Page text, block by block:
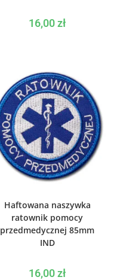
16,00zł
Haftowana naszywka
ratownik pomocy
przedmedycznej 85mm
IND
16,00zł